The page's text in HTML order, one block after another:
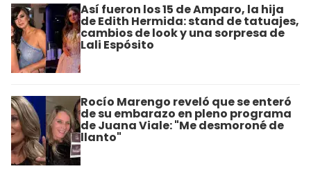
Así fueron los 15 de Amparo, la hija
de Edith Hermida: stand de tatuajes,
cambios de look y una sorpresa de
Lali Espósito
Rocío Marengo reveló que se enteró
de su embarazo en pleno programa
de Juana Viale: "Me desmoroné de
llanto"